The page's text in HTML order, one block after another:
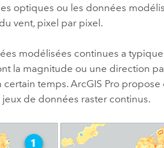
Tous les récits
optiques ou les données
vent, pixel par pixel.
modélisées continues a
la magnitude ou une direction
certain temps.ArcGIS Pro propose
de données raster continus.